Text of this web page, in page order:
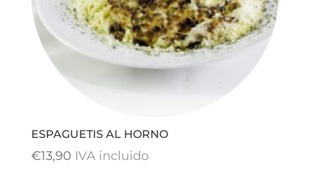
ESPAGUETIS AL HORNO
€13,90 IVA incluido